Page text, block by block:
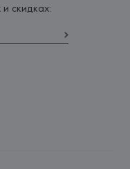
скидках: